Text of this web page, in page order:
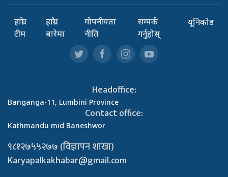
हाम्रो
टीम
हाम्रो
बारेमा
गोपनीयता
नीति
सम्पर्क
गर्नुहोस्
यूनिकोड
Headoffice:
Banganga-11, Lumbini Province
Contact office:
Kathmandu mid Baneshwor
९८१२७५५२७७ (विज्ञापन शाखा)
Karyapalkakhabar@gmail.com